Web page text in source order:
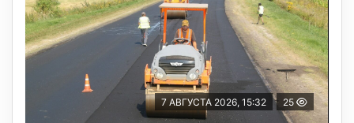
7 АВГУСТА 2026, 15:32 25